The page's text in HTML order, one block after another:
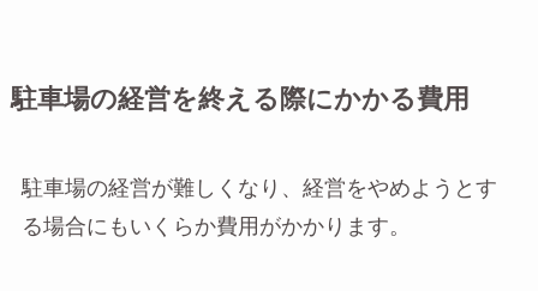
駐車場の経営を終える際にかかる費用
駐車場の経営が難しくなり、経営をやめようとす
る場合にもいくらか費用がかかります。